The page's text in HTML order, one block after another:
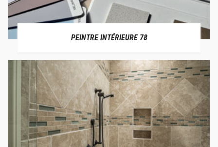
PEINTRE INTÉRIEURE 78